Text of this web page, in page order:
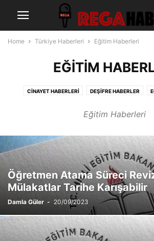
Home Türkiye Haberleri Eğitim Haberleri
EĞITIM
CINAYET HABERLERI DEŞIFRE HABERLER
Eğitim Haberleri
Öğretmen Atama Süreci
Mülakatlar Tarihe Karışabilir
Damla Güler - 20/09/2023